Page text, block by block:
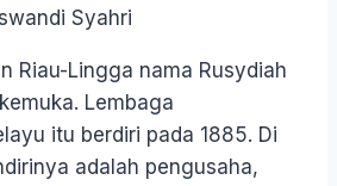
Syahri
Riau-Lingga nama Rusydiah
Lembaga
itu berdiri pada 1885. Di
adalah pengusaha,